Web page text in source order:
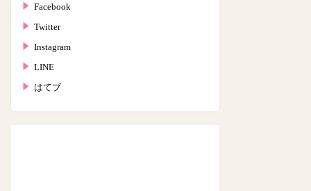
Facebook
Twitter
Instagram
LINE
はてブ